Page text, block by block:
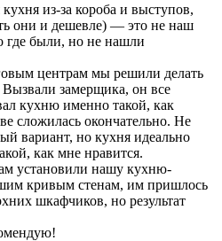
из-за короба и выступов,
они и дешевле) — это не наш
были, но не нашли
центрам мы решили делать
замерщика, он все
кухню именно такой, как
сложилась окончательно. Не
вариант, но кухня идеально
как мне нравится.
установили нашу кухню-
кривым стенам, им пришлось
шкафчиков, но результат